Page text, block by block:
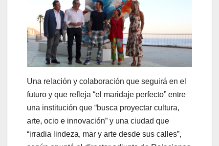
Una relación y colaboración que seguirá en el
futuro y que refleja “el maridaje perfecto” entre
una institución que “busca proyectar cultura,
arte, ocio e innovación” y una ciudad que
“irradia lindeza, mar y arte desde sus calles”,